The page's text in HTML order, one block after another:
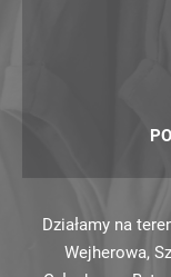
Działamy na
Wejherowa,